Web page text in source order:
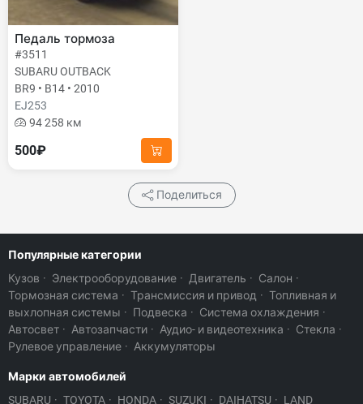
Педаль тормоза
#3511
SUBARU OUTBACK
BR9 • B14 • 2010
EJ253
94 258 км
500₽
Поделиться
Популярные категории
Кузов · Электрооборудование · Двигатель · Салон ·
Тормозная система · Трансмиссия и привод · Топливная и
выхлопная системы · Подвеска · Система охлаждения ·
Автосвет · Автозапчасти · Аудио- и видеотехника · Стекла ·
Рулевое управление · Аккумуляторы
Марки автомобилей
SUBARU · TOYOTA · HONDA · SUZUKI · DAIHATSU · LAND